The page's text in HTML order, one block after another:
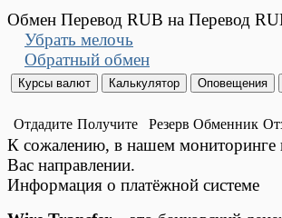
Обмен Перевод RUB на Перевод
Убрать мелочь
Обратный обмен
Отдадите Получите Резерв Обменник
К сожалению, в нашем мониторинге
Вас направлении.
Информация о платёжной системе